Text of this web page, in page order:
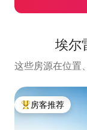
埃尔
这些房源在位置
热门「房客推荐」
房客推荐